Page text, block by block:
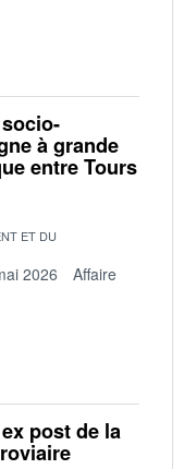
à grande
entre Tours
ET DU
2026
Affaire
post de la